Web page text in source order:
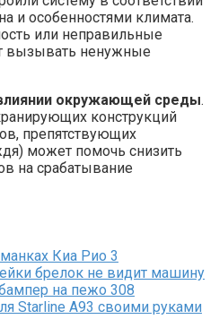
и особенностями климата.
или неправильные
вызывать ненужные
окружающей среды.
конструкций
препятствующих
может помочь снизить
на срабатывание
Киа Рио 3
брелок не видит машину
на пежо 308
Starline A93 своими руками